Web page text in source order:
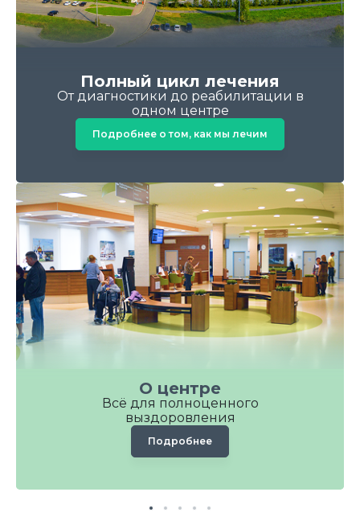
Полный цикл лечения
От диагностики до реабилитации в
одном центре
Подробнее о том, как мы лечим
О центре
Всё для полноценного
выздоровления
Подробнее